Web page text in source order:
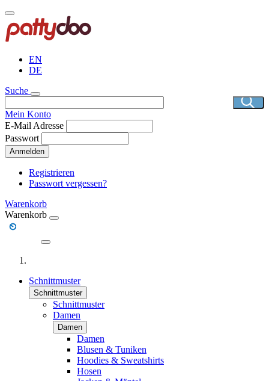
Direkt
zum
Inhalt
EN
DE
Suche
Mein Konto
E-Mail Adresse
Passwort
Anmelden
Registrieren
Passwort vergessen?
Warenkorb
Warenkorb
Schnittmuster
Schnittmuster
Schnittmuster
Damen
Damen
Damen
Blusen & Tuniken
Hoodies & Sweatshirts
Hosen